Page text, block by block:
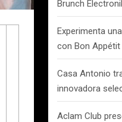
Brunch
Experimenta
con Bon
Casa Antonio
innovadora
Aclam Club